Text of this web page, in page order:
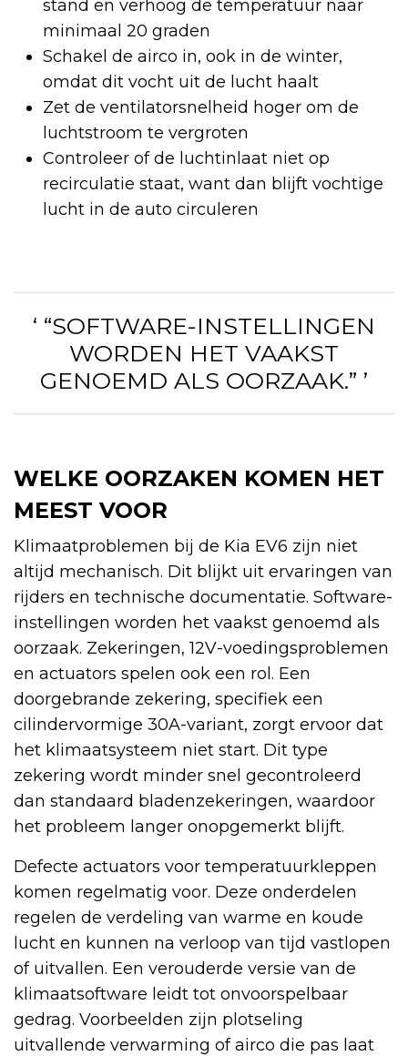
stand en verhoog de temperatuur naar
minimaal 20 graden
Schakel de airco in, ook in de winter,
omdat dit vocht uit de lucht haalt
Zet de ventilatorsnelheid hoger om de
luchtstroom te vergroten
Controleer of de luchtinlaat niet op
recirculatie staat, want dan blijft vochtige
lucht in de auto circuleren
‘ “SOFTWARE-INSTELLINGEN
WORDEN HET VAAKST
GENOEMD ALS OORZAAK.” ’
WELKE OORZAKEN KOMEN HET
MEEST VOOR
Klimaatproblemen bij de Kia EV6 zijn niet
altijd mechanisch. Dit blijkt uit ervaringen van
rijders en technische documentatie. Software-
instellingen worden het vaakst genoemd als
oorzaak. Zekeringen, 12V-voedingsproblemen
en actuators spelen ook een rol. Een
doorgebrande zekering, specifiek een
cilindervormige 30A-variant, zorgt ervoor dat
het klimaatsysteem niet start. Dit type
zekering wordt minder snel gecontroleerd
dan standaard bladenzekeringen, waardoor
het probleem langer onopgemerkt blijft.
Defecte actuators voor temperatuurkleppen
komen regelmatig voor. Deze onderdelen
regelen de verdeling van warme en koude
lucht en kunnen na verloop van tijd vastlopen
of uitvallen. Een verouderde versie van de
klimaatsoftware leidt tot onvoorspelbaar
gedrag. Voorbeelden zijn plotseling
uitvallende verwarming of airco die pas laat